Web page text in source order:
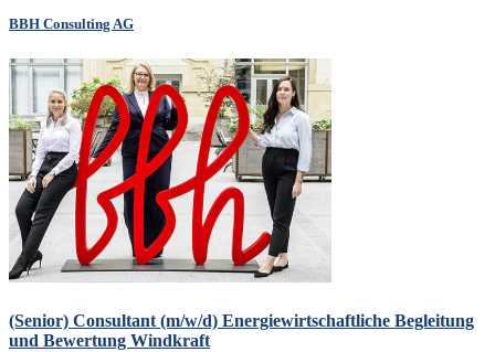
BBH Consulting AG
(Senior) Consultant (m/w/d) Energiewirtschaftliche Begleitung
und Bewertung Windkraft